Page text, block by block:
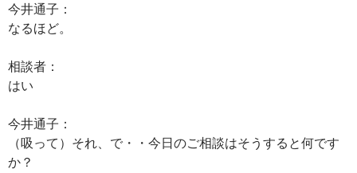
今井通子：
なるほど。
相談者：
はい
今井通子：
（吸って）それ、で・・今日のご相談はそうすると何です
か？